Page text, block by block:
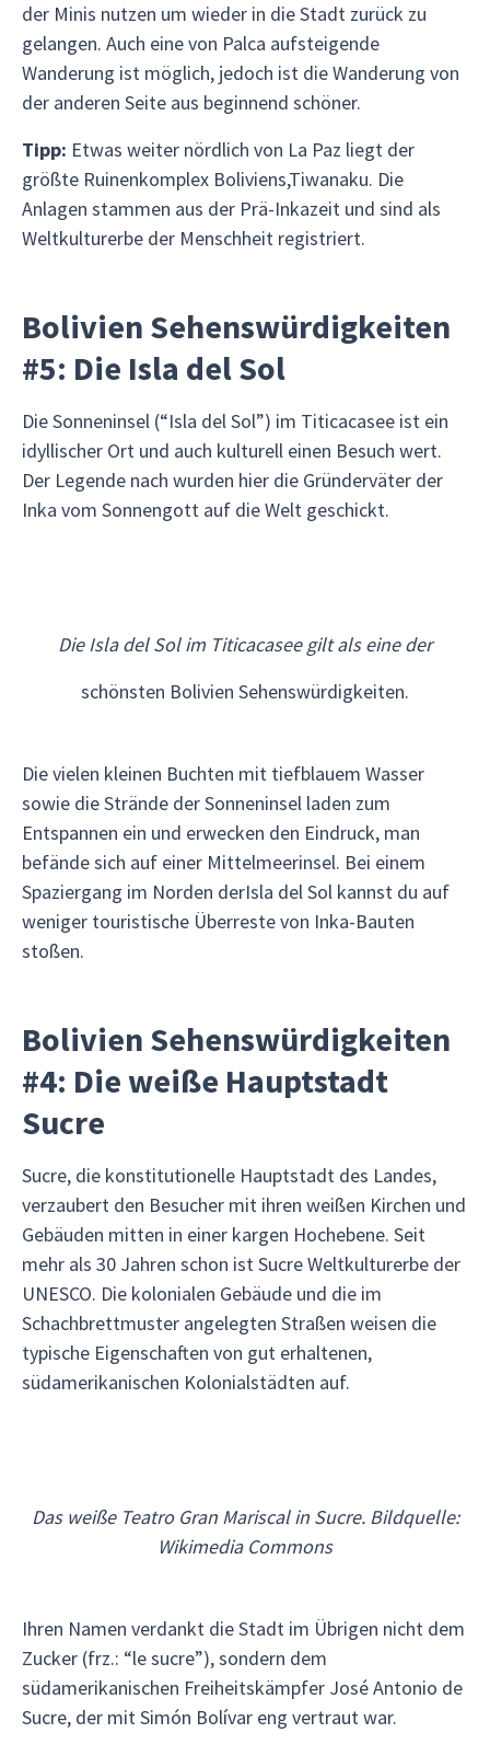
der Minis nutzen um wieder in die Stadt zurück zu
gelangen. Auch eine von Palca aufsteigende
Wanderung ist möglich, jedoch ist die Wanderung von
der anderen Seite aus beginnend schöner.
Tipp: Etwas weiter nördlich von La Paz liegt der
größte Ruinenkomplex Boliviens,Tiwanaku. Die
Anlagen stammen aus der Prä-Inkazeit und sind als
Weltkulturerbe der Menschheit registriert.
Bolivien Sehenswürdigkeiten
#5: Die Isla del Sol
Die Sonneninsel (“Isla del Sol”) im Titicacasee ist ein
idyllischer Ort und auch kulturell einen Besuch wert.
Der Legende nach wurden hier die Gründerväter der
Inka vom Sonnengott auf die Welt geschickt.
Die Isla del Sol im Titicacasee gilt als eine der
schönsten Bolivien Sehenswürdigkeiten.
Die vielen kleinen Buchten mit tiefblauem Wasser
sowie die Strände der Sonneninsel laden zum
Entspannen ein und erwecken den Eindruck, man
befände sich auf einer Mittelmeerinsel. Bei einem
Spaziergang im Norden derIsla del Sol kannst du auf
weniger touristische Überreste von Inka-Bauten
stoßen.
Bolivien Sehenswürdigkeiten
#4: Die weiße Hauptstadt
Sucre
Sucre, die konstitutionelle Hauptstadt des Landes,
verzaubert den Besucher mit ihren weißen Kirchen und
Gebäuden mitten in einer kargen Hochebene. Seit
mehr als 30 Jahren schon ist Sucre Weltkulturerbe der
UNESCO. Die kolonialen Gebäude und die im
Schachbrettmuster angelegten Straßen weisen die
typische Eigenschaften von gut erhaltenen,
südamerikanischen Kolonialstädten auf.
Das weiße Teatro Gran Mariscal in Sucre. Bildquelle:
Wikimedia Commons
Ihren Namen verdankt die Stadt im Übrigen nicht dem
Zucker (frz.: “le sucre”), sondern dem
südamerikanischen Freiheitskämpfer José Antonio de
Sucre, der mit Simón Bolívar eng vertraut war.